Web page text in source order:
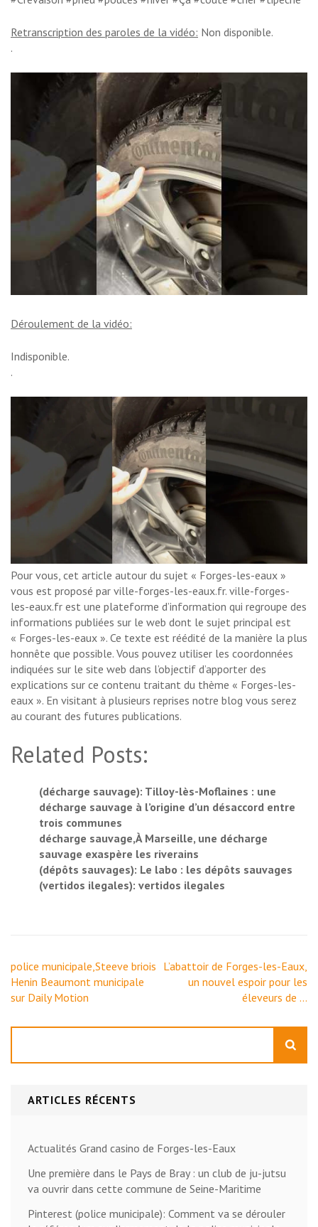
Retranscription des paroles de la vidéo: Non disponible.
.
Déroulement de la vidéo:
Indisponible.
.
Pour vous, cet article autour du sujet « Forges-les-eaux »
vous est proposé par ville-forges-les-eaux.fr. ville-forges-
les-eaux.fr est une plateforme d’information qui regroupe des
informations publiées sur le web dont le sujet principal est
« Forges-les-eaux ». Ce texte est réédité de la manière la plus
honnête que possible. Vous pouvez utiliser les coordonnées
indiquées sur le site web dans l’objectif d’apporter des
explications sur ce contenu traitant du thème « Forges-les-
eaux ». En visitant à plusieurs reprises notre blog vous serez
au courant des futures publications.
Related Posts:
(décharge sauvage): Tilloy-lès-Moflaines : une
décharge sauvage à l’origine d’un désaccord entre
trois communes
décharge sauvage,À Marseille, une décharge
sauvage exaspère les riverains
(dépôts sauvages): Le labo : les dépôts sauvages
(vertidos ilegales): vertidos ilegales
Navigation
de
l’article
police municipale,Steeve briois
Henin Beaumont municipale
sur Daily Motion
L’abattoir de Forges-les-Eaux,
un nouvel espoir pour les
éleveurs de …
ARTICLES RÉCENTS
Actualités Grand casino de Forges-les-Eaux
Une première dans le Pays de Bray : un club de ju-jutsu
va ouvrir dans cette commune de Seine-Maritime
Pinterest (police municipale): Comment va se dérouler